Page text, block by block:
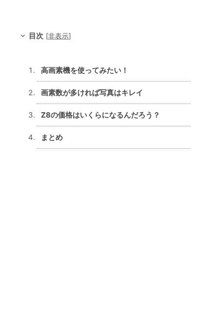
目次 [非表示]
高画素機を使ってみたい！
画素数が多ければ写真はキレイ
Z8の価格はいくらになるんだろう？
まとめ